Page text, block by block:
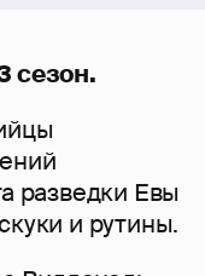
сезон.
разведки Евы
и рутины.